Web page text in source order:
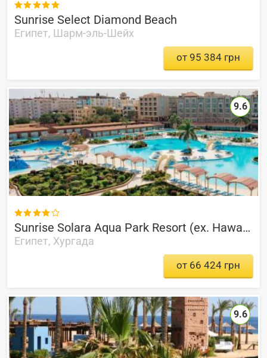

Sunrise Select Diamond Beach
Египет, Шарм-эль-Шейх
от 95 384 грн

Sunrise Solara Aqua Park Resort (ex. Hawaii Caesar Dreams Aqua Park)
Египет, Хургада
9.6
от 66 424 грн
9.6